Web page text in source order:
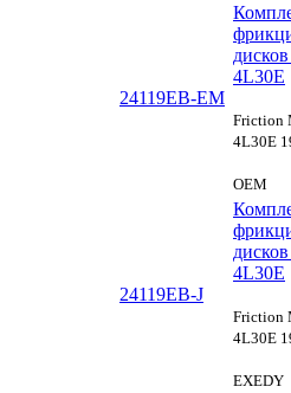
24119EB-EM
4L30E
Friction
4L30E
OEM
24119EB-J
4L30E
Friction
4L30E
EXEDY